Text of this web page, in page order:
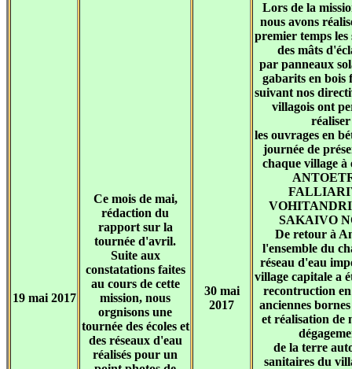
19 mai 2017
Ce mois de mai,
rédaction du
rapport sur la
tournée d'avril.
Suite aux
constatations faites
au cours de cette
mission, nous
orgnisons une
tournée des écoles et
des réseaux d'eau
réalisés pour un
30 mai
2017
Lors de la
nous avons
premier temps les
des mâts
par panneaux
gabarits en bois
suivant nos
villagois ont
réaliser
les ouvrages en
journée de
chaque village à
SAKAIVO
De retour à
l'ensemble du
réseau d'eau
village capitale a
recontruction en
anciennes
et réalisation de
de la terre
sanitaires du